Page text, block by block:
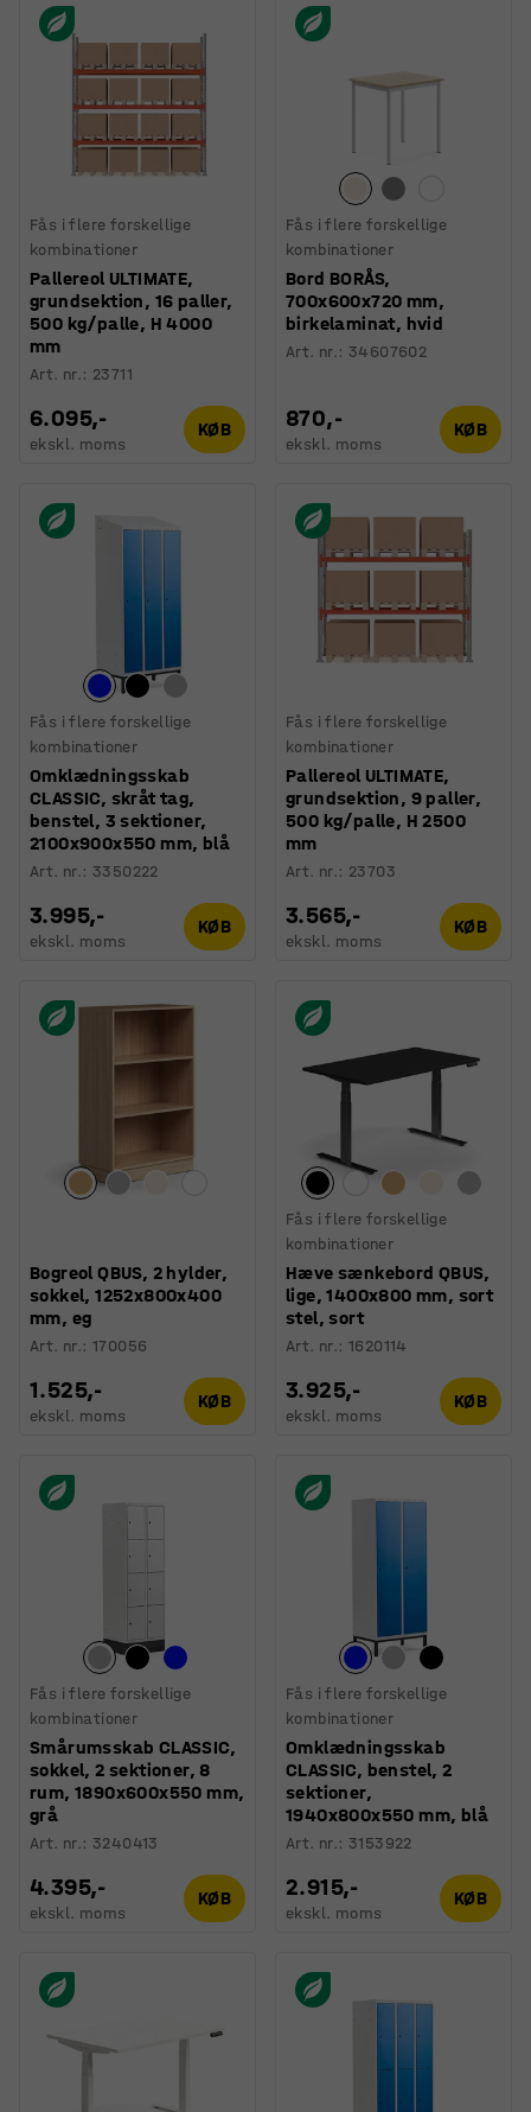
Fås i flere forskellige
kombinationer
Pallereol ULTIMATE,
grundsektion, 16 paller,
500 kg/palle, H 4000
mm
Art. nr.: 23711
6.095,-
ekskl. moms
KØB
Fås i flere forskellige
kombinationer
Bord BORÅS,
700x600x720 mm,
birkelaminat, hvid
Art. nr.: 34607602
870,-
ekskl. moms
KØB
Fås i flere forskellige
kombinationer
Omklædningsskab
CLASSIC, skråt tag,
benstel, 3 sektioner,
2100x900x550 mm, blå
Art. nr.: 3350222
3.995,-
ekskl. moms
KØB
Fås i flere forskellige
kombinationer
Pallereol ULTIMATE,
grundsektion, 9 paller,
500 kg/palle, H 2500
mm
Art. nr.: 23703
3.565,-
ekskl. moms
KØB
Bogreol QBUS, 2 hylder,
sokkel, 1252x800x400
mm, eg
Art. nr.:170056
1.525,-
ekskl. moms
KØB
Fås i flere forskellige
kombinationer
Hæve sænkebord QBUS,
lige, 1400x800 mm, sort
stel, sort
Art. nr.:1620114
3.925,-
ekskl. moms
KØB
Fås i flere forskellige
kombinationer
Smårumsskab CLASSIC,
sokkel, 2 sektioner, 8
rum, 1890x600x550 mm,
grå
Art. nr.: 3240413
4.395,-
ekskl. moms
KØB
Fås i flere forskellige
kombinationer
Omklædningsskab
CLASSIC, benstel, 2
sektioner,
1940x800x550 mm, blå
Art. nr.: 3153922
2.915,-
ekskl. moms
KØB